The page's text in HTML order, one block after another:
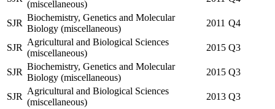
(miscellaneous)
SJR
Biochemistry, Genetics and Molecular
Biology (miscellaneous)
2011 Q4
SJR
Agricultural and Biological Sciences
(miscellaneous)
2015 Q3
SJR
Biochemistry, Genetics and Molecular
Biology (miscellaneous)
2015 Q3
SJR
Agricultural and Biological Sciences
(miscellaneous)
2013 Q3